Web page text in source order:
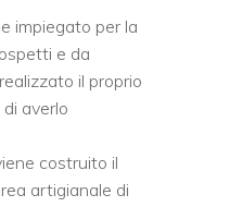
impiegato per la
e da
il proprio
averlo
costruito il
artigianale di